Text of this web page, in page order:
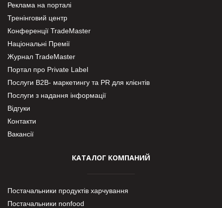
Реклама на порталі
Тренінговий центр
Конференції TradeMaster
Національні Премії
Журнал TradeMaster
Портал про Private Label
Послуги В2В- маркетингу та PR для клієнтів
Послуги з надання інформації
Відгуки
Контакти
Вакансії
КАТАЛОГ КОМПАНИЙ
Постачальники продуктів харчування
Постачальники nonfood